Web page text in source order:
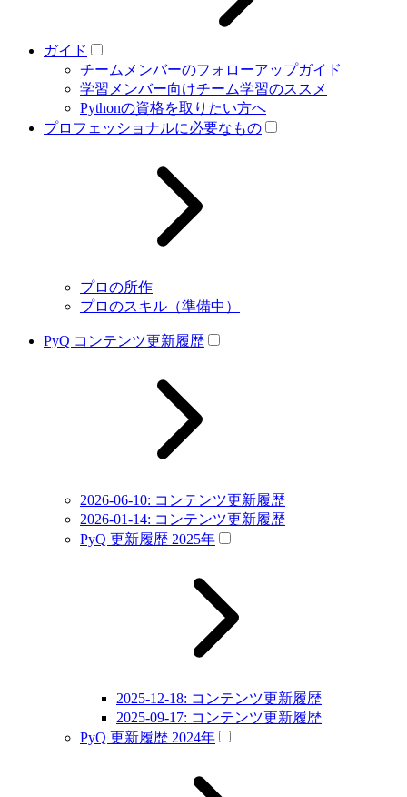
ガイド
チームメンバーのフォローアップガイド
学習メンバー向けチーム学習のススメ
Pythonの資格を取りたい方へ
プロフェッショナルに必要なもの
プロの所作
プロのスキル（準備中）
PyQ コンテンツ更新履歴
2026-06-10: コンテンツ更新履歴
2026-01-14: コンテンツ更新履歴
PyQ 更新履歴 2025年
2025-12-18: コンテンツ更新履歴
2025-09-17: コンテンツ更新履歴
PyQ 更新履歴 2024年